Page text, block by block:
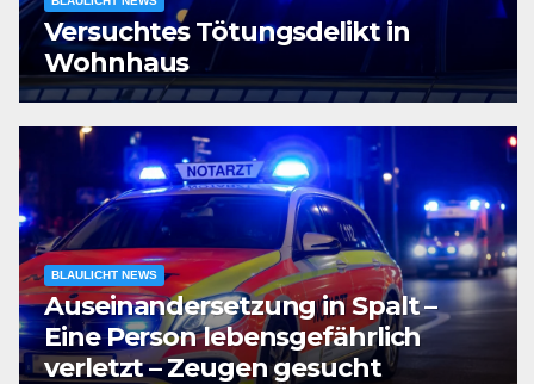
Versuchtes Tötungsdelikt in
Wohnhaus
BLAULICHT NEWS
Auseinandersetzung in Spalt –
Eine Person lebensgefährlich
verletzt – Zeugen gesucht